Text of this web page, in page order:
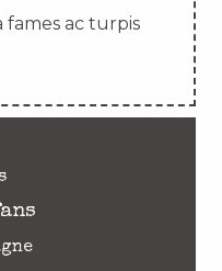
fames ac turpis